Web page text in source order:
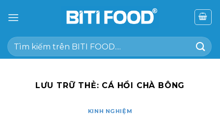
đến
dung
Tìm
kiếm:
LƯU TRỮ THẺ: CÁ HỒI CHÀ BÔNG
KINH NGHIỆM